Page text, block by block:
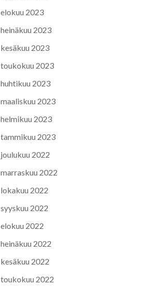
elokuu 2023
heinäkuu 2023
kesäkuu 2023
toukokuu 2023
huhtikuu 2023
maaliskuu 2023
helmikuu 2023
tammikuu 2023
joulukuu 2022
marraskuu 2022
lokakuu 2022
syyskuu 2022
elokuu 2022
heinäkuu 2022
kesäkuu 2022
toukokuu 2022